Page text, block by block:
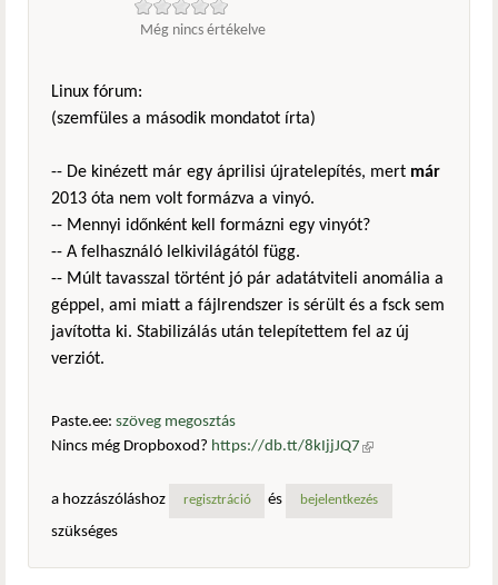
Még nincs értékelve
Linux fórum:
(szemfüles a második mondatot írta)
-- De kinézett már egy áprilisi újratelepítés, mert már
2013 óta nem volt formázva a vinyó.
-- Mennyi időnként kell formázni egy vinyót?
-- A felhasználó lelkivilágától függ.
-- Múlt tavasszal történt jó pár adatátviteli anomália a
géppel, ami miatt a fájlrendszer is sérült és a fsck sem
javította ki. Stabilizálás után telepítettem fel az új
verziót.
Paste.ee: szöveg megosztás
Nincs még Dropboxod? https://db.tt/8kIjjJQ7 (külső
a hozzászóláshoz
regisztráció és bejelentkezés
szükséges